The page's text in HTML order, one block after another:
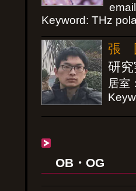
Keyword: THz
張
研
居室
OB・OG